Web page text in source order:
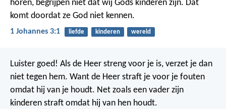
horen, begrijpen niet dat wij Gods kinderen zijn. Dat
komt doordat ze God niet kennen.
1 Johannes 3:1 liefde kinderen wereld
Luister goed! Als de Heer streng voor je is, verzet je dan
niet tegen hem. Want de Heer straft je voor je fouten
omdat hij van je houdt. Net zoals een vader zijn
kinderen straft omdat hij van hen houdt.